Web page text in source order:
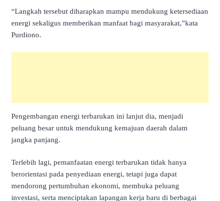
“Langkah tersebut diharapkan mampu mendukung ketersediaan
energi sekaligus memberikan manfaat bagi masyarakat,”kata
Purdiono.
Pengembangan energi terbarukan ini lanjut dia, menjadi
peluang besar untuk mendukung kemajuan daerah dalam
jangka panjang.
Terlebih lagi, pemanfaatan energi terbarukan tidak hanya
berorientasi pada penyediaan energi, tetapi juga dapat
mendorong pertumbuhan ekonomi, membuka peluang
investasi, serta menciptakan lapangan kerja baru di berbagai